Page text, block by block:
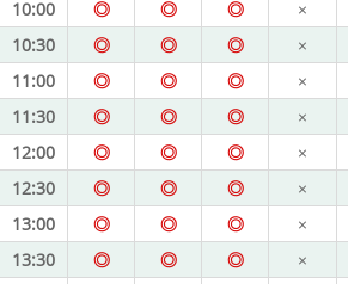
10:00 ◎ ◎ ◎ ×
10:30
◎ ◎ ◎ ×
11:00
◎ ◎ ◎ ×
11:30
◎ ◎ ◎ ×
12:00
◎ ◎ ◎ ×
12:30
◎ ◎ ◎ ×
13:00
◎ ◎ ◎ ×
13:30
◎ ◎ ◎ ×